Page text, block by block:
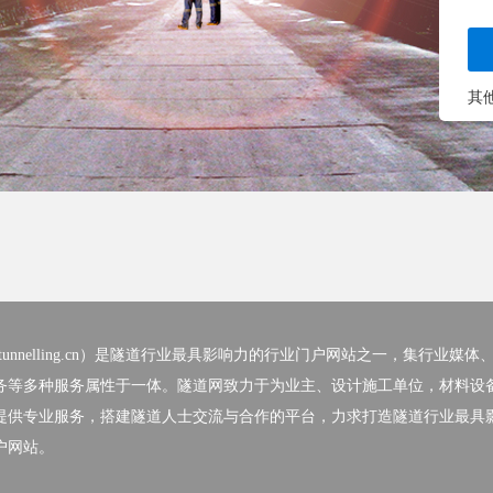
其
） 是隧道行业最具影响力的行业门户网站之一，集行业媒体
等多种服务属性于一体。隧道网致力于为业主、设计施工单位，材料设
供专业服务，搭建隧道人士交流与合作的平台，力求打造隧道行业最具
站。